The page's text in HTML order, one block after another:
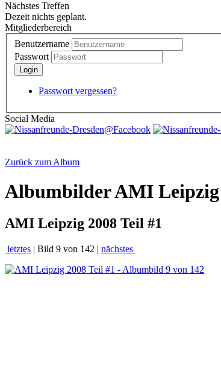
Nächstes Treffen
Dezeit nichts geplant.
Mitgliederbereich
Benutzername
Passwort
Passwort vergessen?
Social Media
Zurück zum Album
AlbumbilderAMI Leipzig
AMI Leipzig 2008 Teil #1
letztes | Bild 9 von 142 | nächstes